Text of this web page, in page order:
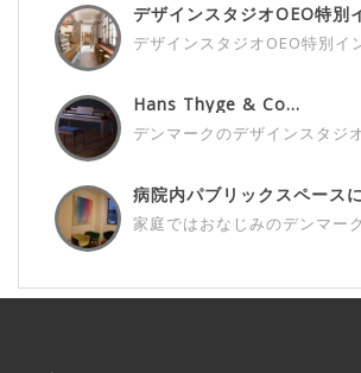
デザインスタジオOEO特別
デザインスタジオOEO特別イ
Hans Thyge & Co...
デンマークのデザインスタジ
病院内パブリックスペース
ー...
家庭ではおなじみのデンマー